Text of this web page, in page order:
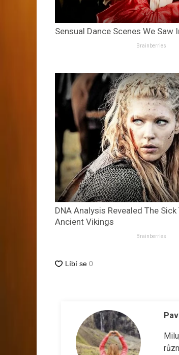
Sensual Dance Scenes We Saw
Brainberries
DNA Analysis Revealed The
Ancient Vikings
Brainberries